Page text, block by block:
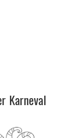
Karneval